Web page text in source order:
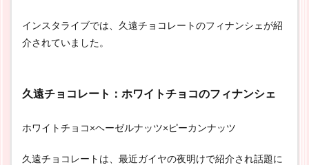
インスタライブでは、久遠チョコレートのフィナンシェが紹
介されていました。
久遠チョコレート：ホワイトチョコのフィナンシェ
ホワイトチョコ×ヘーゼルナッツ×ピーカンナッツ
久遠チョコレートは、最近ガイヤの夜明けで紹介され話題に